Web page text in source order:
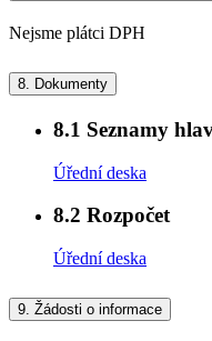
Nejsme plátci DPH
8. Dokumenty
8.1 Seznamy
Úřední deska
8.2 Rozpočet
Úřední deska
9. Žádosti o informace